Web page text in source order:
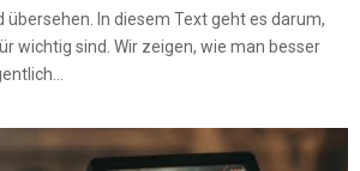
In diesem Text geht es darum,
wichtig sind. Wir zeigen, wie man besser